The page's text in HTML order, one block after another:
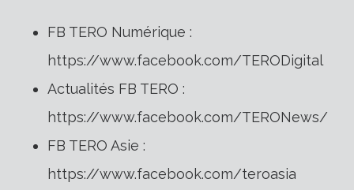
FB TERO Numérique :
https://www.facebook.com/TERODigital
Actualités FB TERO :
https://www.facebook.com/TERONews/
FB TERO Asie :
https://www.facebook.com/teroasia